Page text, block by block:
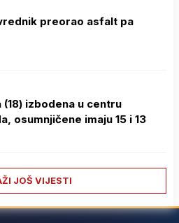
preorao asfalt pa
(18) izbodena u centru
osumnjičene imaju 15 i 13
JOŠ VIJESTI